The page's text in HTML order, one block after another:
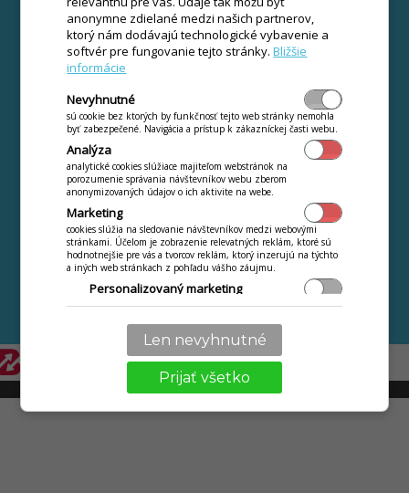
Služby a servisy
Dotovaný nákup
pokladní
Chcem iba software
Schéma MIF++
Systémové požiadavky
BLOG
VIAC
Referencie
Online webináre
Návody
Kontakty
Ochrana osobných
údajov
Ďalšie aplikácie iKelp
anonymne zdielané medzi našich partnerov,
ktorý nám dodávajú technologické vybavenie a
softvér pre fungovanie tejto stránky.Bližšie
informácie
Nevyhnutné
sú cookie bez ktorých by funkčnosť tejto web stránky nemohla
byť zabezpečené. Navigácia a prístup k zákazníckej časti webu.
Analýza
analytické cookies slúžiace majiteľom webstránok na
porozumenie správania návštevníkov webu zberom
anonymizovaných údajov o ich aktivite na webe.
Marketing
cookies slúžia na sledovanie návštevníkov medzi webovými
stránkami. Účelom je zobrazenie relevatných reklám, ktoré sú
hodnotnejšie pre vás a tvorcov reklám, ktorý inzerujú na týchto
a iných web stránkach z pohľadu vášho záujmu.
Personalizovaný marketing
používanie služieb a nastavení len pre vás, ako jazyk,
komunikácia textová s obchodníkom, technikom.
Len nevyhnutné
Prijať všetko
© 2009 - 2026 Abiset s.r.o. | powered by iKelp